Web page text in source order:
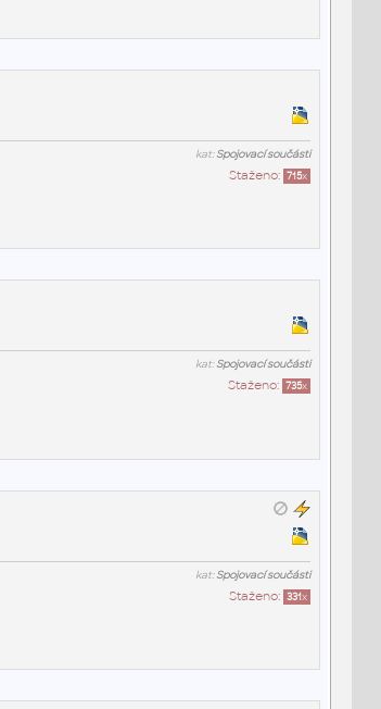
kat:Spojovací součásti
Staženo: 715x
kat:Spojovací součásti
Staženo: 735x
kat:Spojovací součásti
Staženo: 331x